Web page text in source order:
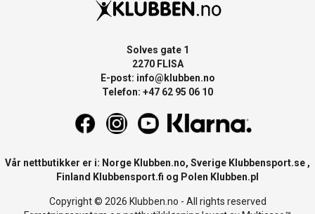
Solves gate 1
2270 FLISA
E-post: info@klubben.no
Telefon: +47 62 95 06 10
Vår nettbutikker er i: Norge Klubben.no, Sverige Klubbensport.se ,
Finland Klubbensport.fi og Polen Klubben.pl
Copyright © 2026 Klubben.no - All rights reserved